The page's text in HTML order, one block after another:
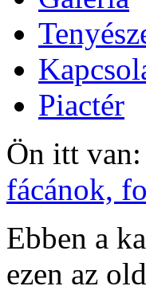
Piactér
Ön itt van:
fácánok,
Ebben a
ezen az